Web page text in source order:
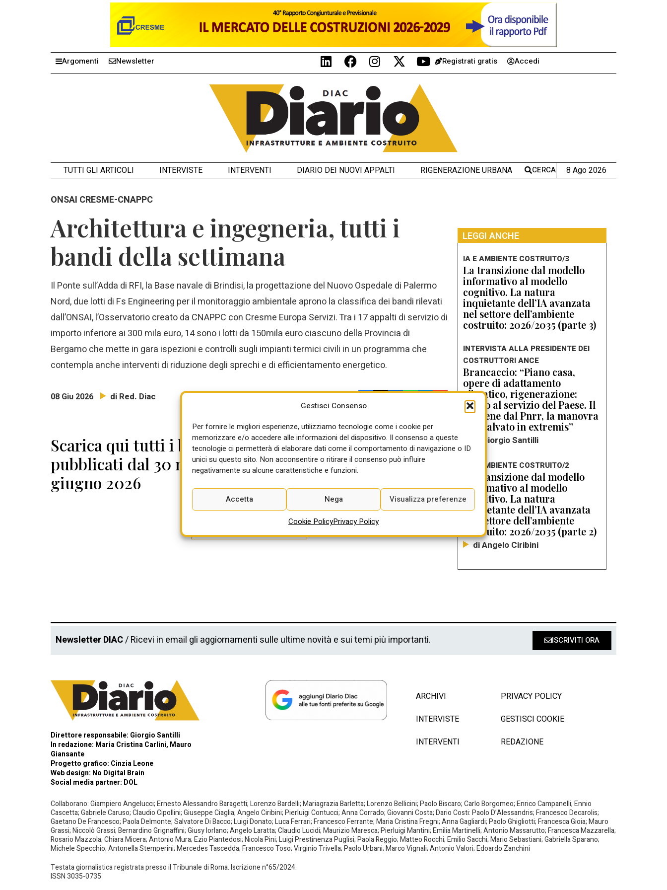
Gestisci Consenso
Per fornire le migliori esperienze, utilizziamo tecnologie come i cookie per
memorizzare e/o accedere alle informazioni del dispositivo. Il consenso a queste
tecnologie ci permetterà di elaborare dati come il comportamento di navigazione o ID
unici su questo sito. Non acconsentire o ritirare il consenso può influire
negativamente su alcune caratteristiche e funzioni.
Accetta Nega Visualizza preferenze
Cookie PolicyPrivacy Policy
Argomenti Newsletter Registrati gratis Accedi
TUTTI GLI ARTICOLI INTERVISTE INTERVENTI DIARIO DEI NUOVI APPALTI RIGENERAZIONE URBANA CERCA 8 Ago 2026
ONSAI CRESME-CNAPPC
Architettura e ingegneria, tutti i
bandi della settimana
Il Ponte sull’Adda di RFI, la Base navale di Brindisi, la progettazione del Nuovo Ospedale di Palermo
Nord, due lotti di Fs Engineering per il monitoraggio ambientale aprono la classifica dei bandi rilevati
dall’ONSAI, l’Osservatorio creato da CNAPPC con Cresme Europa Servizi. Tra i 17 appalti di servizio di
importo inferiore ai 300 mila euro, 14 sono i lotti da 150mila euro ciascuno della Provincia di
Bergamo che mette in gara ispezioni e controlli sugli impianti termici civili in un programma che
contempla anche interventi di riduzione degli sprechi e di efficientamento energetico.
08 Giu 2026 di Red. Diac
IN SINTESI
Scarica qui tutti i bandi SAI pubblicati dal
30 maggio al 5 giugno 2026
Scarica qui tutti i bandi SAI
pubblicati dal 30 maggio al 5
giugno 2026
LEGGI ANCHE
IA E AMBIENTE COSTRUITO/3
La transizione dal modello
informativo al modello
cognitivo. La natura
inquietante dell’IA avanzata
nel settore dell’ambiente
costruito: 2026/2035 (parte 3)
INTERVISTA ALLA PRESIDENTE DEI
COSTRUTTORI ANCE
Brancaccio: “Piano casa,
opere di adattamento
climatico, rigenerazione:
siamo al servizio del Paese. Il
Pil viene dal Pnrr, la manovra
l’ha salvato in extremis”
di Giorgio Santilli
IA E AMBIENTE COSTRUITO/2
La transizione dal modello
informativo al modello
cognitivo. La natura
inquietante dell’IA avanzata
nel settore dell’ambiente
costruito: 2026/2035 (parte 2)
di Angelo Ciribini
Newsletter DIAC/ Ricevi in email gli aggiornamenti sulle ultime novità e sui temi più importanti. ISCRIVITI ORA
Direttore responsabile: Giorgio Santilli
In redazione: Maria Cristina Carlini, Mauro
Giansante
Progetto grafico: Cinzia Leone
Web design: No Digital Brain
Social media partner: DOL
ARCHIVI
INTERVISTE
INTERVENTI
PRIVACY POLICY
GESTISCI COOKIE
REDAZIONE
Collaborano: Giampiero Angelucci; Ernesto Alessandro Baragetti; Lorenzo Bardelli; Mariagrazia Barletta; Lorenzo Bellicini; Paolo Biscaro; Carlo Borgomeo; Enrico Campanelli; Ennio
Cascetta; Gabriele Caruso; Claudio Cipollini; Giuseppe Ciaglia; Angelo Ciribini; Pierluigi Contucci; Anna Corrado; Giovanni Costa; Dario Costi: Paolo D’Alessandris; Francesco Decarolis;
Gaetano De Francesco; Paola Delmonte; Salvatore Di Bacco; Luigi Donato; Luca Ferrari; Francesco Ferrante; Maria Cristina Fregni; Anna Gagliardi; Paolo Ghigliotti; Francesca Gioia; Mauro
Grassi; Niccolò Grassi; Bernardino Grignaffini; Giusy Iorlano; Angelo Laratta; Claudio Lucidi; Maurizio Maresca; Pierluigi Mantini; Emilia Martinelli; Antonio Massarutto; Francesca Mazzarella;
Rosario Mazzola; Chiara Micera; Antonio Mura; Ezio Piantedosi; Nicola Pini; Luigi Prestinenza Puglisi; Paola Reggio; Matteo Rocchi; Emilio Sacchi; Mario Sebastiani; Gabriella Sparano;
Michele Specchio; Antonella Stemperini; Mercedes Tascedda; Francesco Toso; Virginio Trivella; Paolo Urbani; Marco Vignali; Antonio Valori; Edoardo Zanchini
Testata giornalistica registrata presso il Tribunale di Roma. Iscrizione n°65/2024.
ISSN 3035-0735